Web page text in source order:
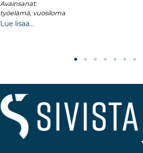
Avainsanat:
työelämä, vuosiloma
Lue lisää...